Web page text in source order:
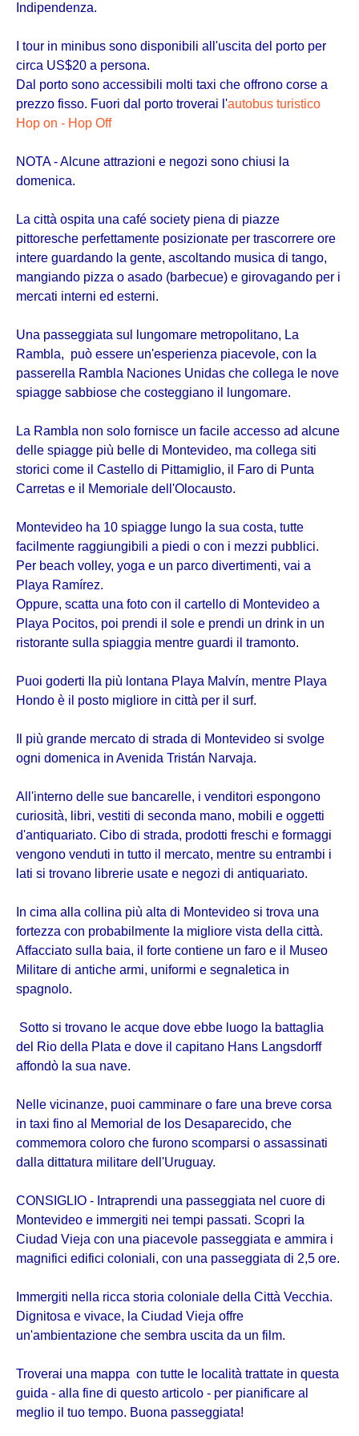
Indipendenza.
I tour in minibus sono disponibili all'uscita del porto per
circa US$20 a persona.
Dal porto sono accessibili molti taxi che offrono corse a
prezzo fisso. Fuori dal porto troverai l'autobus turistico
Hop on - Hop Off
NOTA - Alcune attrazioni e negozi sono chiusi la
domenica.
La città ospita una café society piena di piazze
pittoresche perfettamente posizionate per trascorrere ore
intere guardando la gente, ascoltando musica di tango,
mangiando pizza o asado (barbecue) e girovagando per i
mercati interni ed esterni.
Una passeggiata sul lungomare metropolitano, La
Rambla, può essere un'esperienza piacevole, con la
passerella Rambla Naciones Unidas che collega le nove
spiagge sabbiose che costeggiano il lungomare.
La Rambla non solo fornisce un facile accesso ad alcune
delle spiagge più belle di Montevideo, ma collega siti
storici come il Castello di Pittamiglio, il Faro di Punta
Carretas e il Memoriale dell'Olocausto.
Montevideo ha 10 spiagge lungo la sua costa, tutte
facilmente raggiungibili a piedi o con i mezzi pubblici.
Per beach volley, yoga e un parco divertimenti, vai a
Playa Ramírez.
Oppure, scatta una foto con il cartello di Montevideo a
Playa Pocitos, poi prendi il sole e prendi un drink in un
ristorante sulla spiaggia mentre guardi il tramonto.
Puoi goderti lla più lontana Playa Malvín, mentre Playa
Hondo è il posto migliore in città per il surf.
Il più grande mercato di strada di Montevideo si svolge
ogni domenica in Avenida Tristán Narvaja.
All'interno delle sue bancarelle, i venditori espongono
curiosità, libri, vestiti di seconda mano, mobili e oggetti
d'antiquariato. Cibo di strada, prodotti freschi e formaggi
vengono venduti in tutto il mercato, mentre su entrambi i
lati si trovano librerie usate e negozi di antiquariato.
In cima alla collina più alta di Montevideo si trova una
fortezza con probabilmente la migliore vista della città.
Affacciato sulla baia, il forte contiene un faro e il Museo
Militare di antiche armi, uniformi e segnaletica in
spagnolo.
Sotto si trovano le acque dove ebbe luogo la battaglia
del Rio della Plata e dove il capitano Hans Langsdorff
affondò la sua nave.
Nelle vicinanze, puoi camminare o fare una breve corsa
in taxi fino al Memorial de los Desaparecido, che
commemora coloro che furono scomparsi o assassinati
dalla dittatura militare dell'Uruguay.
CONSIGLIO - Intraprendi una passeggiata nel cuore di
Montevideo e immergiti nei tempi passati. Scopri la
Ciudad Vieja con una piacevole passeggiata e ammira i
magnifici edifici coloniali, con una passeggiata di 2,5 ore.
Immergiti nella ricca storia coloniale della Città Vecchia.
Dignitosa e vivace, la Ciudad Vieja offre
un'ambientazione che sembra uscita da un film.
Troverai una mappa con tutte le località trattate in questa
guida - alla fine di questo articolo - per pianificare al
meglio il tuo tempo. Buona passeggiata!